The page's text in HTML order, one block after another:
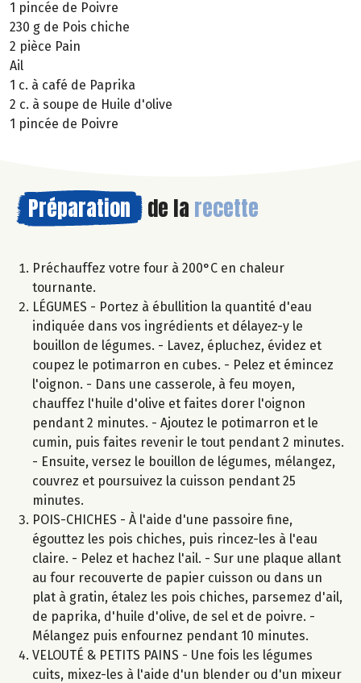
1 pincée de Poivre
230 g de Pois chiche
2 pièce Pain
Ail
1 c. à café de Paprika
2 c. à soupe de Huile d'olive
1 pincée de Poivre
Préparation de la recette
Préchauffez votre four à 200°C en chaleur
tournante.
LÉGUMES - Portez à ébullition la quantité d'eau
indiquée dans vos ingrédients et délayez-y le
bouillon de légumes. - Lavez, épluchez, évidez et
coupez le potimarron en cubes. - Pelez et émincez
l'oignon. - Dans une casserole, à feu moyen,
chauffez l'huile d'olive et faites dorer l'oignon
pendant 2 minutes. - Ajoutez le potimarron et le
cumin, puis faites revenir le tout pendant 2 minutes.
- Ensuite, versez le bouillon de légumes, mélangez,
couvrez et poursuivez la cuisson pendant 25
minutes.
POIS-CHICHES - À l'aide d'une passoire fine,
égouttez les pois chiches, puis rincez-les à l'eau
claire. - Pelez et hachez l'ail. - Sur une plaque allant
au four recouverte de papier cuisson ou dans un
plat à gratin, étalez les pois chiches, parsemez d'ail,
de paprika, d'huile d'olive, de sel et de poivre. -
Mélangez puis enfournez pendant 10 minutes.
VELOUTÉ & PETITS PAINS - Une fois les légumes
cuits, mixez-les à l'aide d'un blender ou d'un mixeur